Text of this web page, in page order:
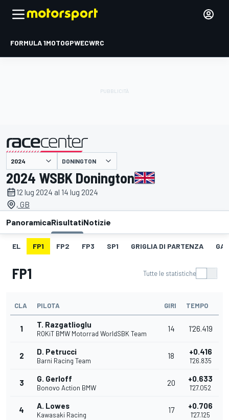
FORMULA 1MOTOGPWECWRC
presentato da DONINGTON
2024 WSBK Donington
12 lug 2024 al 14 lug 2024
, GB
PanoramicaRisultatiNotizie
EL FP1 FP2 FP3 SP1 GRIGLIA DI PARTENZA
FP1 Tutte le statistiche
CLA PILOTA GIRI TEMPO
1 T. Razgatlioglu
ROKiT BMW Motorrad WorldSBK Team
14 1'26.419
2 D. Petrucci
Barni Racing Team
18 +0.416
1'26.835
3 G. Gerloff
Bonovo Action BMW
20 +0.633
1'27.052
4 A. Lowes
Kawasaki Racing
17 +0.706
1'27.125